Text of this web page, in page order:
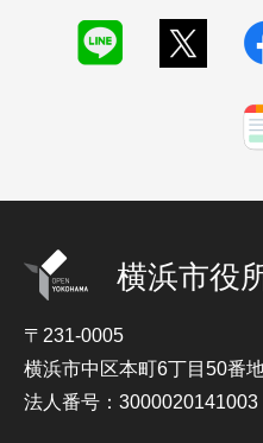
横浜市役
〒231-0005
横浜市中区本町6丁目50番
法人番号：3000020141003